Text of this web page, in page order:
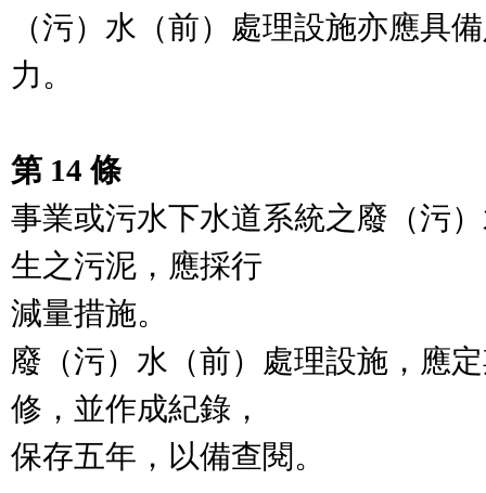
（污）水（前）處理設施亦應具
力。
第 14 條
事業或污水下水道系統之廢（污
生之污泥，應採行
減量措施。
廢（污）水（前）處理設施，應
修，並作成紀錄，
保存五年，以備查閱。